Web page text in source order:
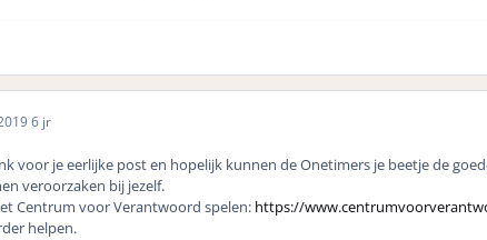
6 jr
voor je eerlijke post en hopelijk kunnen de Onetimers je beetje de
veroorzaken bij jezelf.
Centrum voor Verantwoord spelen: https://
helpen.